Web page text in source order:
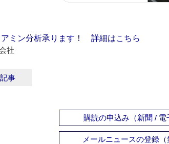
アミン分析承ります！ 詳細はこちら
社
事
購読の申込み（新聞 / 電
メールニュースの登録（